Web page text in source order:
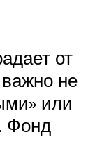
от
не
или
Фонд